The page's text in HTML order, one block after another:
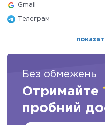
Gmail
Телеграм
Без обмежень
Отримайте
пробний